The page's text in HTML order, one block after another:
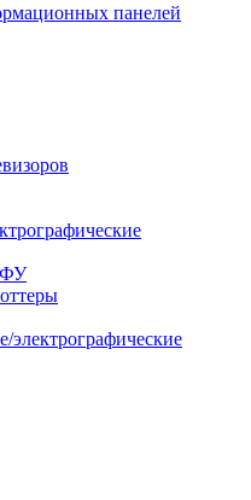
панелей